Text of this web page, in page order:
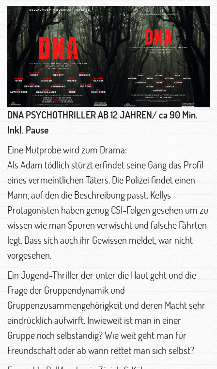
DNA PSYCHOTHRILLER AB 12 JAHREN/ ca 90 Min.
Inkl. Pause
Eine Mutprobe wird zum Drama:
Als Adam tödlich stürzt erfindet seine Gang das Profil
eines vermeintlichen Täters. Die Polizei findet einen
Mann, auf den die Beschreibung passt. Kellys
Protagonisten haben genug CSI-Folgen gesehen um zu
wissen wie man Spuren verwischt und falsche Fährten
legt. Dass sich auch ihr Gewissen meldet, war nicht
vorgesehen.
Ein Jugend-Thriller der unter die Haut geht und die
Frage der Gruppendynamik und
Gruppenzusammengehörigkeit und deren Macht sehr
eindrücklich aufwirft. Inwieweit ist man in einer
Gruppe noch selbständig? Wie weit geht man für
Freundschaft oder ab wann rettet man sich selbst?